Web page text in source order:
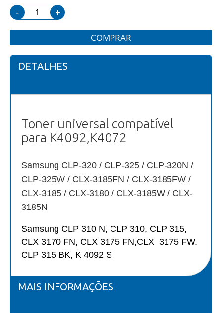
- +
COMPRAR
DETALHES
Toner universal compatível
para K4092,K4072
Samsung CLP-320 / CLP-325 / CLP-320N /
CLP-325W / CLX-3185FN / CLX-3185FW /
CLX-3185 / CLX-3180 / CLX-3185W / CLX-
3185N
Samsung CLP 310 N, CLP 310, CLP 315,
CLX 3170 FN, CLX 3175 FN,CLX 3175 FW.
CLP 315 BK, K 4092 S
MAIS INFORMAÇÕES